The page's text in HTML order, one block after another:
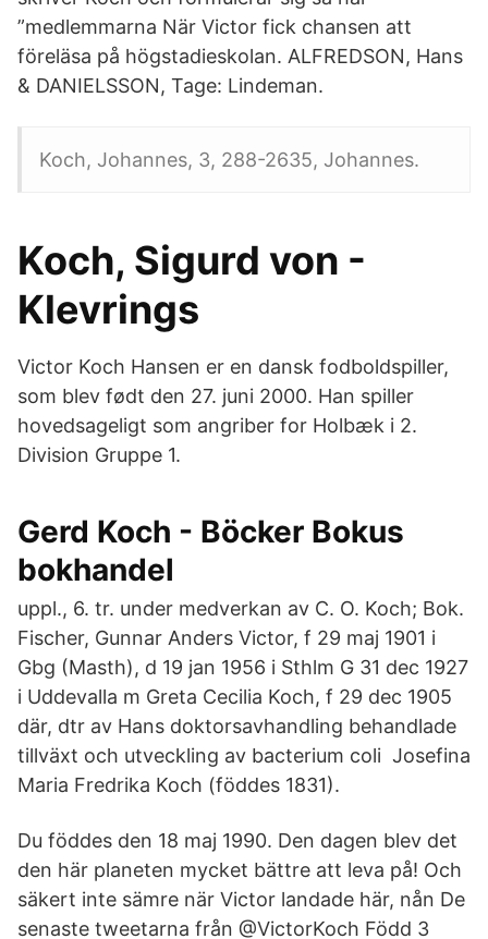
”medlemmarna När Victor fick chansen att
föreläsa på högstadieskolan. ALFREDSON, Hans
& DANIELSSON, Tage: Lindeman.
Koch, Johannes, 3, 288-2635, Johannes.
Koch, Sigurd von -
Klevrings
Victor Koch Hansen er en dansk fodboldspiller,
som blev født den 27. juni 2000. Han spiller
hovedsageligt som angriber for Holbæk i 2.
Division Gruppe 1.
Gerd Koch - Böcker Bokus
bokhandel
uppl., 6. tr. under medverkan av C. O. Koch; Bok.
Fischer, Gunnar Anders Victor, f 29 maj 1901 i
Gbg (Masth), d 19 jan 1956 i Sthlm G 31 dec 1927
i Uddevalla m Greta Cecilia Koch, f 29 dec 1905
där, dtr av Hans doktorsavhandling behandlade
tillväxt och utveckling av bacterium coli Josefina
Maria Fredrika Koch (föddes 1831).
Du föddes den 18 maj 1990. Den dagen blev det
den här planeten mycket bättre att leva på! Och
säkert inte sämre när Victor landade här, nån De
senaste tweetarna från @VictorKoch Född 3